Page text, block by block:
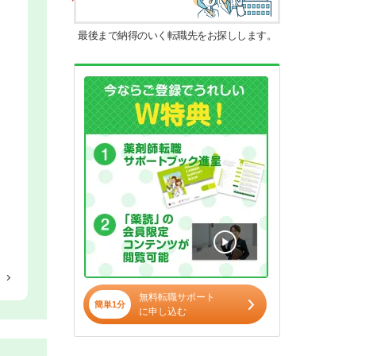
最後まで納得のいく転職先をお探しします。
簡単1分
無料転職サポート
に申し込む